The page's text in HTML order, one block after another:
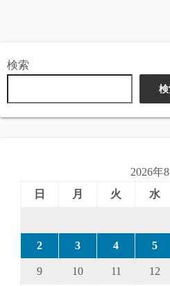
検索
2026年8
日
月 火 水
2 3 4 5
9 10 11 12